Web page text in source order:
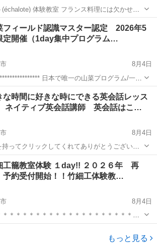
室 フランス料理には欠かせな
耳にするエシャレットは早
エシャロットというのも勘違いしている地域
活知識 興味
フィールド認識マスター認定 2026年5
定開催（1day集中プログラム…
8月4日
日本で唯一の山菜プログラム/一生
...
本文化
な時間に好きな時にできる英会話レッス
ネイティブ英会話講師 英会話はこ…
8月4日
ってクリックしてくれてありがとうございま
に英会話や言語の仕組
わ...
英語 敬語
工籠教室体験 １day!! ２０２６年 再
予約受付開始！！竹細工体験教…
8月4日
＊＊＊＊＊＊＊＊＊＊＊＊＊＊＊＊＊＊＊＊＊
もっと見る